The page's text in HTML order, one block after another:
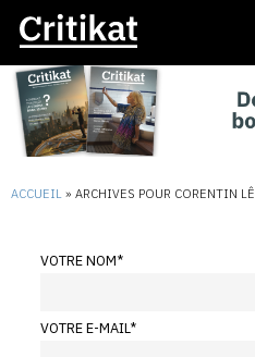
ACCUEIL » ARCHIVES POUR CORENTIN LÊ
VOTRE NOM*
VOTRE E-MAIL*